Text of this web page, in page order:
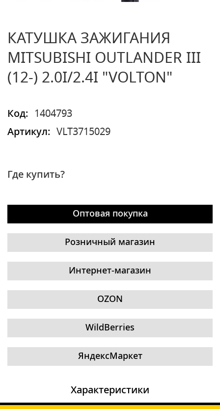
КАТУШКА ЗАЖИГАНИЯ
MITSUBISHI OUTLANDER III
(12-) 2.0I/2.4I "VOLTON"
Код:
1404793
Артикул:
VLT3715029
Где купить?
Оптовая покупка
Розничный магазин
Интернет-магазин
OZON
WildBerries
ЯндексМаркет
Характеристики